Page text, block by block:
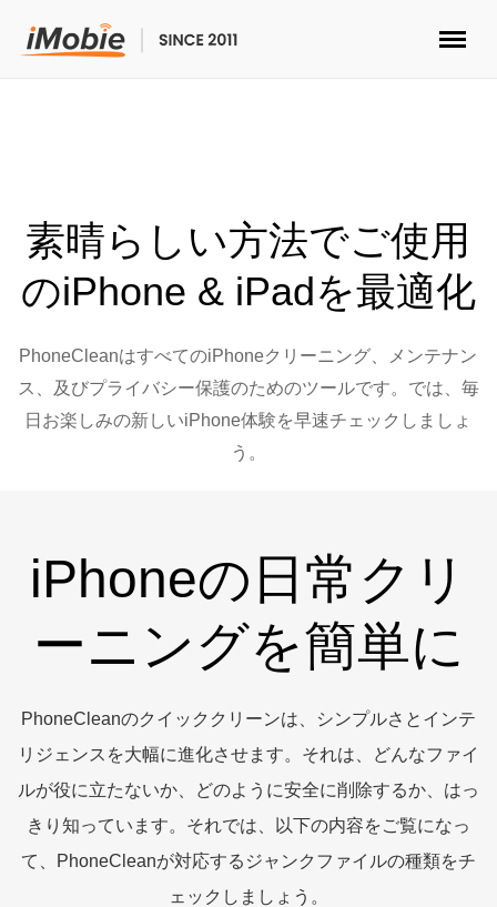
マルチメディア
便利ツール
ソリューション
ストア
サポート
言語選択
素晴らしい方法でご使用
のiPhone & iPadを最適化
PhoneCleanはすべてのiPhoneクリーニング、メンテナン
ス、及びプライバシー保護のためのツールです。では、毎
日お楽しみの新しいiPhone体験を早速チェックしましょ
う。
iPhoneの日常クリ
ーニングを簡単に
PhoneCleanのクイッククリーンは、シンプルさとインテ
リジェンスを大幅に進化させます。それは、どんなファイ
ルが役に立たないか、どのように安全に削除するか、はっ
きり知っています。それでは、以下の内容をご覧になっ
て、PhoneCleanが対応するジャンクファイルの種類をチ
ェックしましょう。